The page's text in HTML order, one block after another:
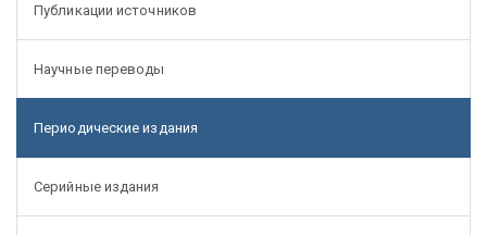
Публикации источников
Научные переводы
Периодические издания
Серийные издания